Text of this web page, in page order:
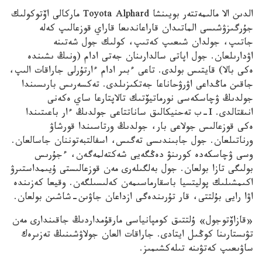
الدىن الا مالىمەتتەر بويىنشا Toyota Alphard ماركالى اۆتوكولىك
جۇرگىزۋشىسى الماتىدان قاراعاندىعا قاراي قوزعالىپ كەلە
جاتىپ، جولدان شىعىپ كەتىپ، كولىك جول شەتىنە
اۋدارىلعان. جول اپاتى سالدارىنان جەتى ادام (ونىڭ ىشىندە
ەكى بالا) قايتىس بولدى. تاعى ءبىر ادام ءارتۇرلى جاراقات الىپ،
جاقىن ماڭداعى اۋرۋحاناعا جەتكىزىلدى. تەكسەرىس بارىسىندا
جولدىڭ ۋچاسكەسى نورماتيۆتىك تالاپتارعا ساي ەكەنى
انىقتالدى. I-ب تەحنيكالىق ساناتتاعى جولدىڭ ءار باعىتىندا
ەكى قوزعالىس جولاعى بار، جولدىڭ ورتاسىندا قورشاۋ
ورناتىلعان. جول جابىندىسى تەگىس، اسفالتبەتوننان جاسالعان.
وسى ۋچاسكەدە كورىنۋ دەڭگەيى شەكتەلمەگەن، ءجۇرىس
بولىگى تازا بولعان. جول بەلگىلەرى مەن قوزعالىستى ۇيىمداستىرۋ
اكىمشىلىك پوليتسيا باسقارماسىمەن كەلىسىلگەن. وقيعا كەزىندە
اۋا رايى بۇلتتى، قار تۇرىندەگى ازداعان جاۋىن-شاشىن بولعان.
«قازاۆتوجول» ۇلتتىق كومپانياسى مارقۇمداردىڭ جاقىندارى مەن
تۋىستارىنا كوڭىل ايتادى. جاراقات العان جولاۋشىنىڭ تەزىرەك
ساۋىعىپ كەتۋىنە تىلەكشىمىز.